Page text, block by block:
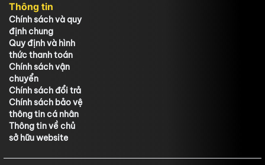
Thông tin
Chính sách và quy
định chung
Quy định và hình
thức thanh toán
Chính sách vận
chuyển
Chính sách đổi trả
Chính sách bảo vệ
thông tin cá nhân
Thông tin về chủ
sở hữu website